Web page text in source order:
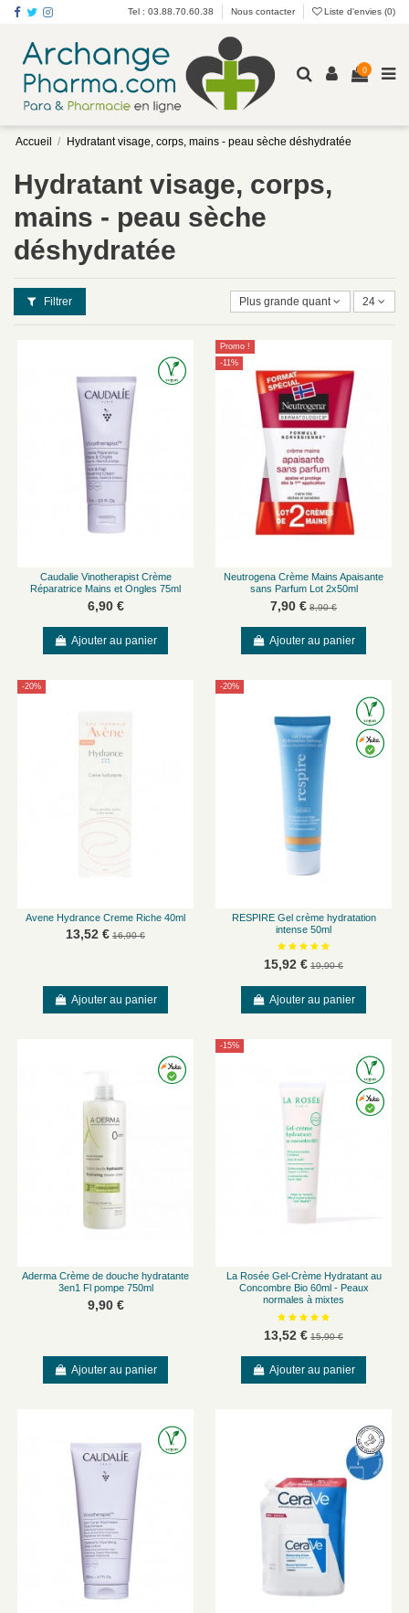
Tel : 03.88.70.60.38 Nous contacter Liste d'envies (0)
0
Accueil Hydratant visage, corps, mains - peau sèche déshydratée
Hydratant visage, corps,
mains - peau sèche
déshydratée
Filtrer Plus grande quantité en premier
24
Caudalie Vinotherapist Crème
Réparatrice Mains et Ongles 75ml
6,90 €
Ajouter au panier
Promo !
-11%
Neutrogena Crème Mains Apaisante
sans Parfum Lot 2x50ml
7,90 € 8,90 €
Ajouter au panier
-20%
Avene Hydrance Creme Riche 40ml
13,52 € 16,90 €
Ajouter au panier
-20%
RESPIRE Gel crème hydratation
intense 50ml
15,92 € 19,90 €
Ajouter au panier
Aderma Crème de douche hydratante
3en1 Fl pompe 750ml
9,90 €
Ajouter au panier
-15%
La Rosée Gel-Crème Hydratant au
Concombre Bio 60ml - Peaux
normales à mixtes
13,52 € 15,90 €
Ajouter au panier